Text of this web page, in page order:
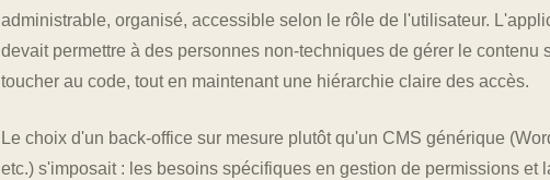
administrable, organisé, accessible selon le rôle de l'utilisateur.
devait permettre à des personnes non-techniques de gérer le contenu
toucher au code, tout en maintenant une hiérarchie claire des accès.
Le choix d'un back-office sur mesure plutôt qu'un CMS générique
etc.) s'imposait : les besoins spécifiques en gestion de permissions et